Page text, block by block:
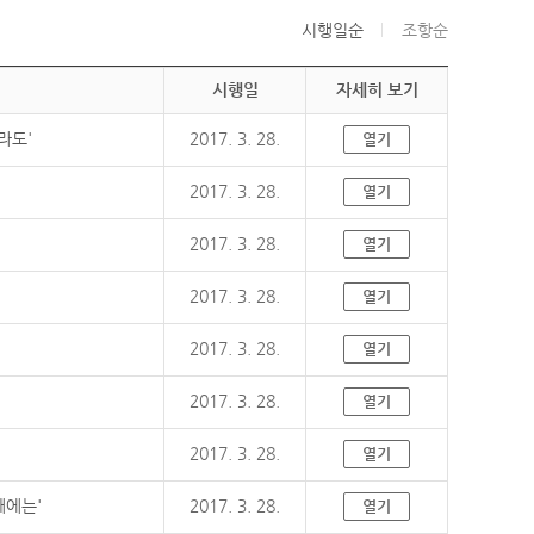
시행일순 조항순
시행일 자세히 보기
도' 2017. 3. 28. 열기
2017. 3. 28. 열기
2017. 3. 28. 열기
2017. 3. 28. 열기
2017. 3. 28. 열기
2017. 3. 28. 열기
2017. 3. 28. 열기
에는' 2017. 3. 28. 열기